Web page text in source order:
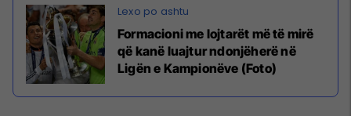
Formacioni me lojtarët më të mirë
që kanë luajtur ndonjëherë në
Ligën e Kampionëve (Foto)